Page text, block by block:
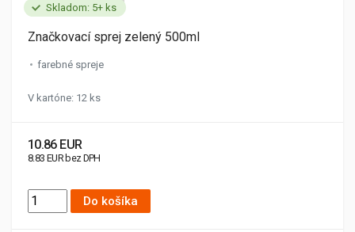
Skladom: 5+ ks
Značkovací sprej zelený 500ml
farebné spreje
V kartóne: 12 ks
10.86 EUR
8.83 EUR bez DPH
Do košíka